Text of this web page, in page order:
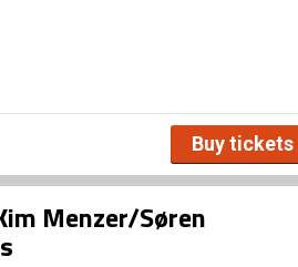
Buy tickets
Menzer/Søren